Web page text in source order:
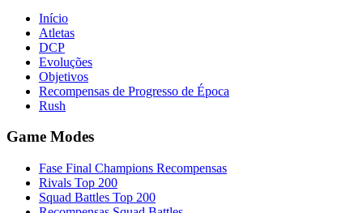
Início
Atletas
DCP
Evoluções
Objetivos
Recompensas de Progresso de Época
Rush
Game Modes
Fase Final Champions Recompensas
Rivals Top 200
Squad Battles Top 200